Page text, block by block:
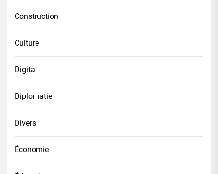
Construction
Culture
Digital
Diplomatie
Divers
Économie